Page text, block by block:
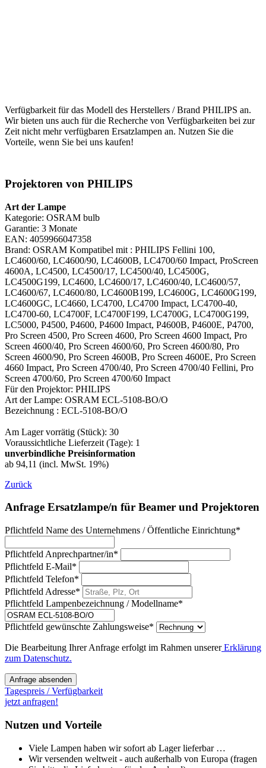
Verfügbarkeit für das Modell des Herstellers / Brand PHILIPS an.
Wir bieten uns auch für die Recherche von Verfügbarkeiten bei zur
Zeit nicht mehr verfügbaren Ersatzlampen an. Nutzen Sie die
Vorteile, wenn Sie bei uns kaufen!
Projektoren von PHILIPS
Art der Lampe
Kategorie: OSRAM bulb
Garantie: 3 Monate
EAN: 4059966047358
Brand: OSRAM Kompatibel mit : PHILIPS Fellini 100,
LC4600/60, LC4600/90, LC4600B, LC4700/60 Impact, ProScreen
4600A, LC4500, LC4500/17, LC4500/40, LC4500G,
LC4500G199, LC4600, LC4600/17, LC4600/40, LC4600/57,
LC4600/67, LC4600/80, LC4600B199, LC4600G, LC4600G199,
LC4600GC, LC4660, LC4700, LC4700 Impact, LC4700-40,
LC4700-60, LC4700F, LC4700F199, LC4700G, LC4700G199,
LC5000, P4500, P4600, P4600 Impact, P4600B, P4600E, P4700,
Pro Screen 4500, Pro Screen 4600, Pro Screen 4600 Impact, Pro
Screen 4600/40, Pro Screen 4600/60, Pro Screen 4600/80, Pro
Screen 4600/90, Pro Screen 4600B, Pro Screen 4600E, Pro Screen
4660 Impact, Pro Screen 4700/40, Pro Screen 4700/40 Fellini, Pro
Screen 4700/60, Pro Screen 4700/60 Impact
Für den Projektor: PHILIPS
Art der Lampe: OSRAM ECL-5108-BO/O
Bezeichnung : ECL-5108-BO/O
Am Lager vorrätig (Stück): 30
Voraussichtliche Lieferzeit (Tage): 1
unverbindliche Preisinformation
ab 94,11 (incl. MwSt. 19%)
Zurück
Anfrage Ersatzlampe/n für Beamer und Projektoren
Pflichtfeld Name des Unternehmens / Öffentliche Einrichtung*
Pflichtfeld Anprechpartner/in*
Pflichtfeld E-Mail*
Pflichtfeld Telefon*
Pflichtfeld Adresse*
Pflichtfeld Lampenbezeichnung / Modellname*
Pflichtfeld gewünschte Zahlungsweise*
Die Bearbeitung Ihrer Anfrage erfolgt im Rahmen unsererErklärung
zum Datenschutz.
Anfrage absenden
Tagespreis / Verfügbarkeit
jetzt anfragen!
Nutzen und Vorteile
Viele Lampen haben wir sofort ab Lager lieferbar …
Wir versenden weltweit - auch außerhalb von Europa (fragen